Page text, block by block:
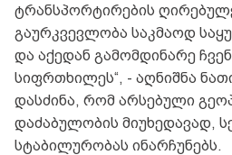
ტრანსპორტირების
გაურკვევლობა საკმაოდ
და აქედან გამომდინარე
სიფრთხილეს“, - აღნიშნა
დასძინა, რომ არსებული
დაძაბულობის მიუხედავად,
სტაბილურობას ინარჩუნებს.